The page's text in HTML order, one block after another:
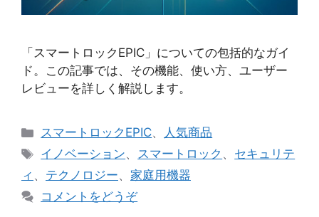
「スマートロックEPIC」についての包括的なガイ
ド。この記事では、その機能、使い方、ユーザー
レビューを詳しく解説します。
カ
テ
リ
ー
スマートロックEPIC、
人気商品
タ
グ
イノベーション、 スマートロック 、 セキュリテ
ィ 、 テクノロジー、 家庭用機器
コメントをどうぞ